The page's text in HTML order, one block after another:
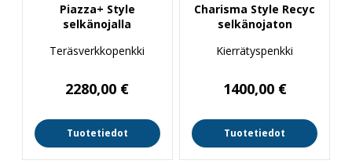
Piazza+ Style
selkänojalla
Teräsverkkopenkki
2280,00 €
Tuotetiedot
Charisma Style Recyc
selkänojaton
Kierrätyspenkki
1400,00 €
Tuotetiedot